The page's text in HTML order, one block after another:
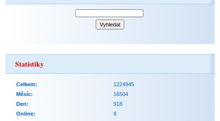
Statistiky
Online: 8
Celkem:
1224945
Měsíc:
16504
Den:
918